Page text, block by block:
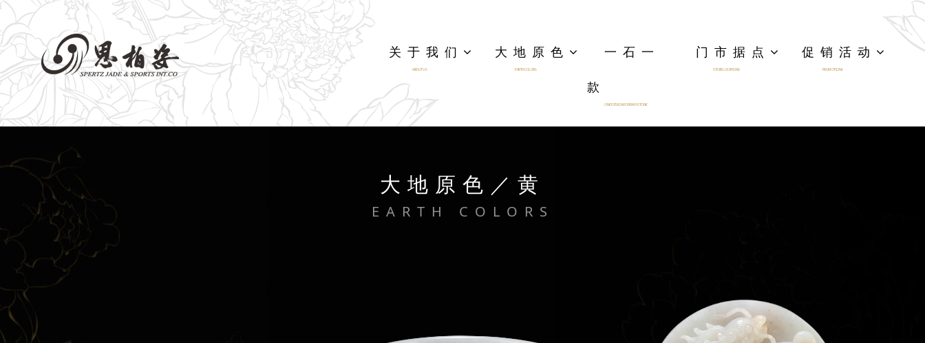
关于我们
ABOUT US
大地原色
EARTH COLORS
一石一
款
ONE DESIGN FOR EACH STONE
门市据点
STORE LOCATIONS
促销活动
PROMOTIONS
大地原色／黄
EARTH COLORS